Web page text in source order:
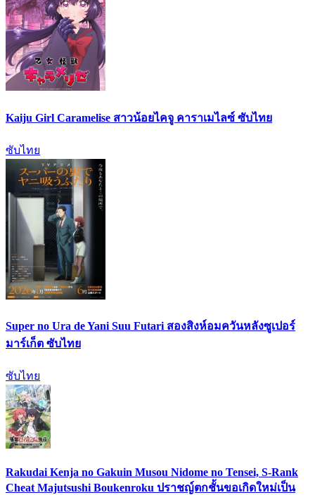
Kaiju Girl Caramelise สาวน้อยไคจู คาราเมไลซ์ ซับไทย
ซับไทย
Super no Ura de Yani Suu Futari สองสิงห์อมควันหลังซูเปอร์
มาร์เก็ต ซับไทย
ซับไทย
Rakudai Kenja no Gakuin Musou Nidome no Tensei, S-Rank
Cheat Majutsushi Boukenroku ปราชญ์ตกชั้นขอเกิดใหม่เป็น